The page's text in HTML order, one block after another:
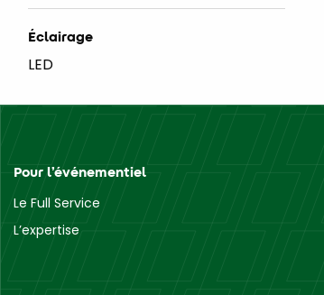
Éclairage
LED
Pour l’événementiel
Le Full Service
L’expertise